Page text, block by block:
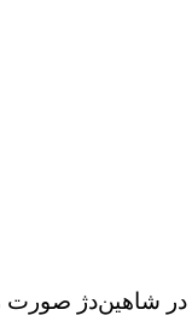
در شاهین‌دژ صورت